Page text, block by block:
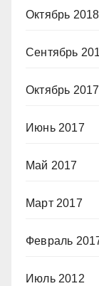
Октябрь 2018
Сентябрь
Октябрь 2017
Июнь 2017
Май 2017
Март 2017
Февраль
Июль 2012